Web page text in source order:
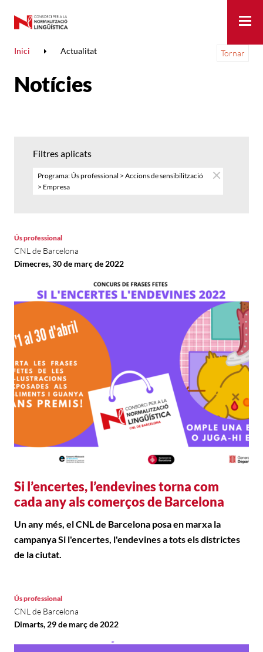
Inici Actualitat Tornar
Notícies
Filtres aplicats
Programa: Ús professional > Accions de sensibilització
> Empresa
Si l’encertes, l’endevines torna com
cada any als comerços de Barcelona
Ús professional
CNL de Barcelona
Dimecres, 30 de març de 2022
Un any més, el CNL de Barcelona posa en marxa la
campanya Si l'encertes, l'endevines a tots els districtes
de la ciutat.
Ús professional
CNL de Barcelona
Dimarts, 29 de març de 2022